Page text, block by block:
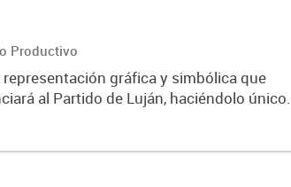
Productivo
representación gráfica y simbólica que
al Partido de Luján, haciéndolo único.